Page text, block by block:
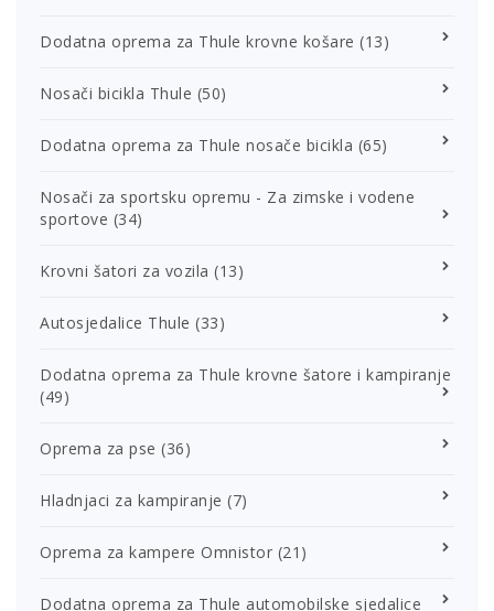
Dodatna oprema za Thule krovne košare (13)
Nosači bicikla Thule (50)
Dodatna oprema za Thule nosače bicikla (65)
Nosači za sportsku opremu - Za zimske i vodene
sportove (34)
Krovni šatori za vozila (13)
Autosjedalice Thule (33)
Dodatna oprema za Thule krovne šatore i kampiranje
(49)
Oprema za pse (36)
Hladnjaci za kampiranje (7)
Oprema za kampere Omnistor (21)
Dodatna oprema za Thule automobilske sjedalice